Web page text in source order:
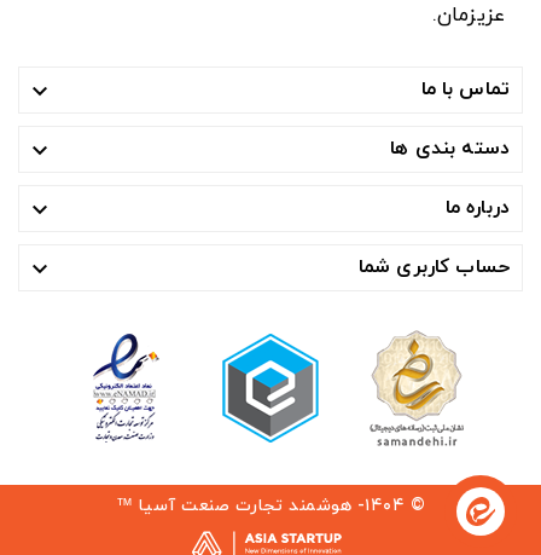
عزیزمان.
تماس با ما 
دسته بندی ها 
درباره ما 
حساب کاربری شما 
© ۱۴۰۴- هوشمند تجارت صنعت آسیا ™